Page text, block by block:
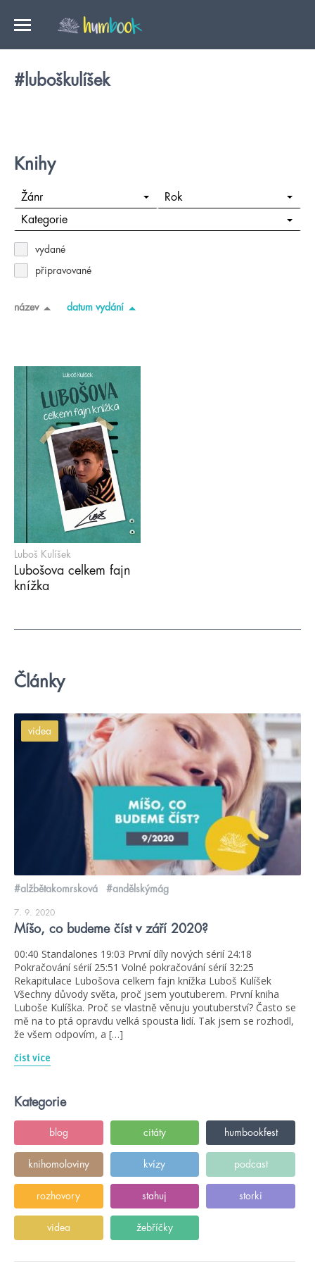
#luboškulíšek
Knihy
Žánr Rok
Kategorie
vydané
připravované
název datum vydání
Luboš Kulíšek
Lubošova celkem fajn
knížka
Články
videa
#alžbětakomrsková #andělskýmág
7. 9. 2020
Míšo, co budeme číst v září 2020?
00:40 Standalones 19:03 První díly nových sérií 24:18
Pokračování sérií 25:51 Volné pokračování sérií 32:25
Rekapitulace Lubošova celkem fajn knížka Luboš Kulíšek
Všechny důvody světa, proč jsem youtuberem. První kniha
Luboše Kulíška. Proč se vlastně věnuju youtuberství? Často se
mě na to ptá opravdu velká spousta lidí. Tak jsem se rozhodl,
že všem odpovím, a […]
číst více
Kategorie
blog citáty humbookfest
knihomoloviny kvízy podcast
rozhovory stahuj storki
videa žebříčky